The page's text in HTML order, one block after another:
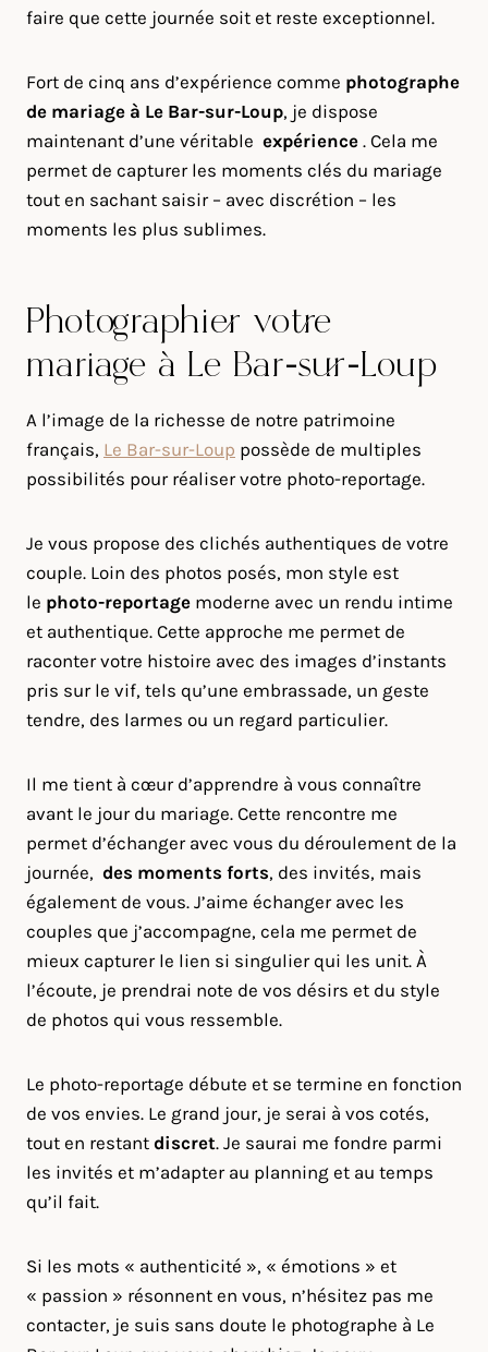
faire que cette journée soit et reste exceptionnel.
Fort de cinq ans d’expérience comme photographe
de mariage à Le Bar-sur-Loup, je dispose
maintenant d’une véritable expérience . Cela me
permet de capturer les moments clés du mariage
tout en sachant saisir – avec discrétion – les
moments les plus sublimes.
Photographier votre
mariage à Le Bar-sur-Loup
A l’image de la richesse de notre patrimoine
français, Le Bar-sur-Loup possède de multiples
possibilités pour réaliser votre photo-reportage.
Je vous propose des clichés authentiques de votre
couple. Loin des photos posés, mon style est
le photo-reportage moderne avec un rendu intime
et authentique. Cette approche me permet de
raconter votre histoire avec des images d’instants
pris sur le vif, tels qu’une embrassade, un geste
tendre, des larmes ou un regard particulier.
Il me tient à cœur d’apprendre à vous connaître
avant le jour du mariage. Cette rencontre me
permet d’échanger avec vous du déroulement de la
journée, des moments forts, des invités, mais
également de vous. J’aime échanger avec les
couples que j’accompagne, cela me permet de
mieux capturer le lien si singulier qui les unit. À
l’écoute, je prendrai note de vos désirs et du style
de photos qui vous ressemble.
Le photo-reportage débute et se termine en fonction
de vos envies. Le grand jour, je serai à vos cotés,
tout en restant discret. Je saurai me fondre parmi
les invités et m’adapter au planning et au temps
qu’il fait.
Si les mots « authenticité », « émotions » et
« passion » résonnent en vous, n’hésitez pas me
contacter, je suis sans doute le photographe à Le